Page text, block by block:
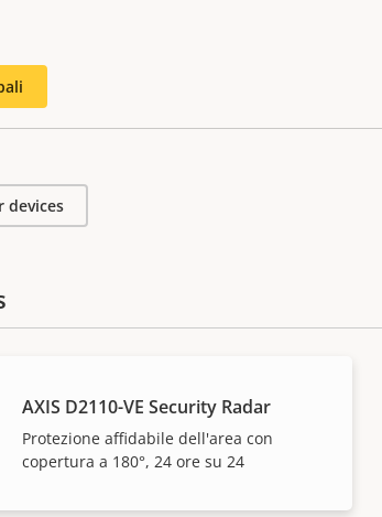
devices
AXIS D2110-VE Security Radar
Protezione affidabile dell'area con
copertura a 180°, 24 ore su 24